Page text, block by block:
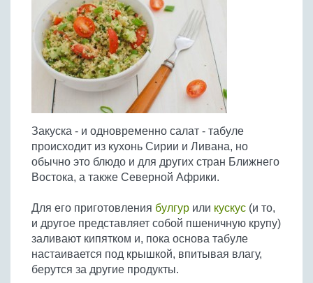
Из яиц и другие
Холодные супы
Супы-пюре
Молочные супы
Сладкие супы
Отварное мясо
Запеченное мясо
Тушеное мясо
Из мясного фарша
Из субпродуктов
Жареная рыба
Отварная и паровая
Запеченная рыба
Тушеная рыба
Из рыбного фарша
Морепродукты
Суши и роллы
Вся птица
Жареная птица
Отварная птица
Запеченная птица
Тушеная птица
Из фарша птицы
Из субпродуктов птицы
Овощи
Все овощи
Жареные овощи
Отварные овощи
Запеченные овощи
Выпечка
Вся выпечка
Торты и пирожные
Пироги и пирожки
Кексы и маффины
Печенье и булочки
Пиццы
Кремы
Соусы
Все соусы
Соусы к мясу
Соусы к рыбе
Соусы к овощам
Другие соусы
Все напитки
Алкогольные напитки
Заготовки
Все заготовки
Овощи
Грибы
Другие заготовки
Десерты
Конфеты и сладости
Десерты
Ещё...
Пельмени, вареники
Макароны
Закуска - и одновременно салат - табуле
происходит из кухонь Сирии и Ливана, но
обычно это блюдо и для других стран Ближнего
Востока, а также Северной Африки.
Для его приготовления булгур или кускус (и то,
и другое представляет собой пшеничную крупу)
заливают кипятком и, пока основа табуле
настаивается под крышкой, впитывая влагу,
берутся за другие продукты.